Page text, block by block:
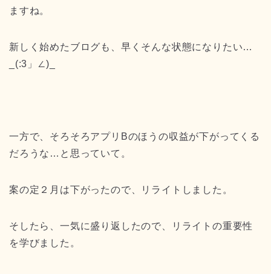
ますね。
新しく始めたブログも、早くそんな状態になりたい…
_(:3」∠)_
一方で、そろそろアプリBのほうの収益が下がってくる
だろうな…と思っていて。
案の定２月は下がったので、リライトしました。
そしたら、一気に盛り返したので、リライトの重要性
を学びました。